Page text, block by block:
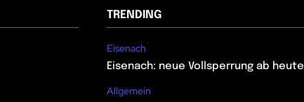
TRENDING
Eisenach
Eisenach: neue Vollsperrung ab heute
Allgemein